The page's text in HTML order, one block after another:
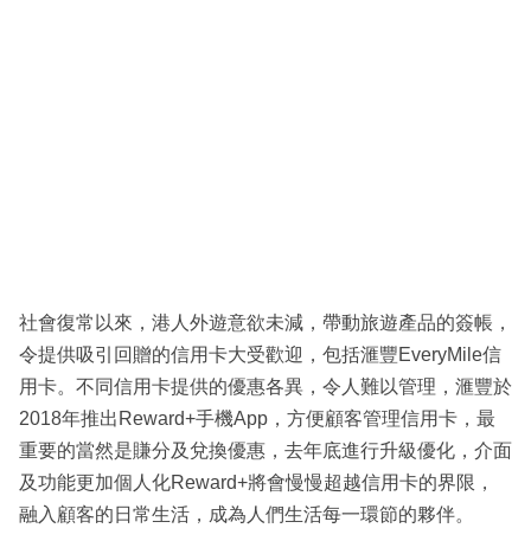
區
社會復常以來，港人外遊意欲未減，帶動旅遊產品的簽帳，
令提供吸引回贈的信用卡大受歡迎，包括滙豐EveryMile信
用卡。不同信用卡提供的優惠各異，令人難以管理，滙豐於
2018年推出Reward+手機App，方便顧客管理信用卡，最
重要的當然是賺分及兌換優惠，去年底進行升級優化，介面
及功能更加個人化Reward+將會慢慢超越信用卡的界限，
融入顧客的日常生活，成為人們生活每一環節的夥伴。